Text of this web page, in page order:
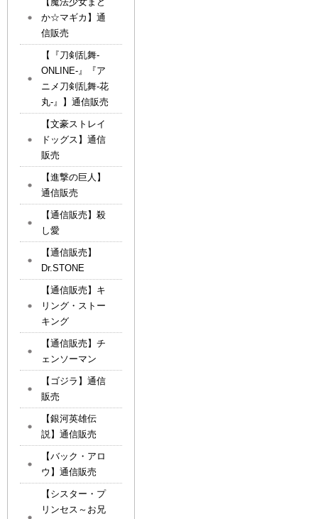
か☆マギカ】通
信販売
【『刀剣乱舞-
ONLINE-』『ア
ニメ刀剣乱舞-花
丸-』】通信販売
【文豪ストレイ
ドッグス】通信
販売
【進撃の巨人】
通信販売
【通信販売】殺
し愛
【通信販売】
Dr.STONE
【通信販売】キ
リング・ストー
キング
【通信販売】チ
ェンソーマン
【ゴジラ】通信
販売
【銀河英雄伝
説】通信販売
【バック・アロ
ウ】通信販売
【シスター・プ
リンセス～お兄